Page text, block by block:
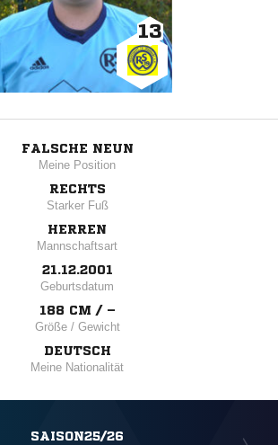
13
FALSCHE NEUN
Meine Position
RECHTS
Starker Fuß
HERREN
Mannschaftsart
21.12.2001
Geburtsdatum
188 CM / –
Größe / Gewicht
DEUTSCH
Meine Nationalität
SAISON25/26